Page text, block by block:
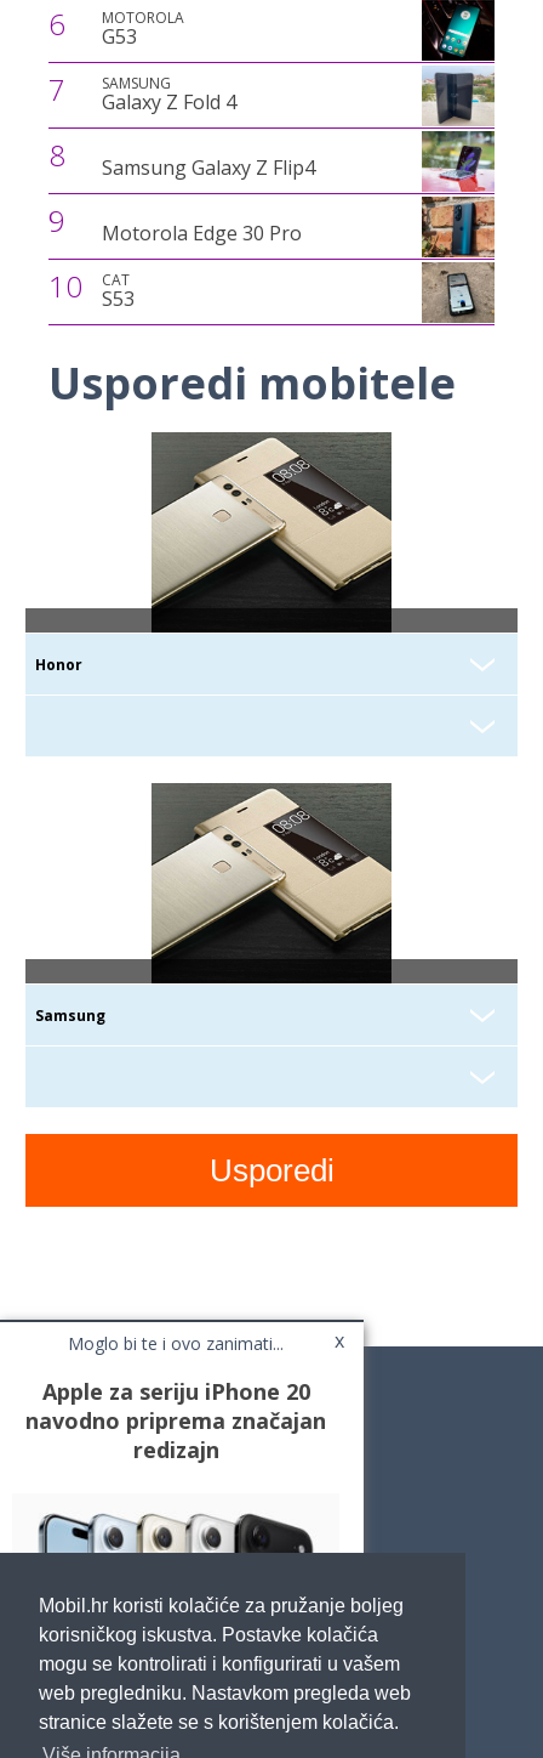
Mobil.hr koristi kolačiće za pružanje boljeg
korisničkog iskustva. Postavke kolačića
mogu se kontrolirati i konfigurirati u vašem
web pregledniku. Nastavkom pregleda web
stranice slažete se s korištenjem kolačića.
6 MOTOROLA
G53
7 SAMSUNG
Galaxy Z Fold 4
8 Samsung Galaxy Z Flip4
9 Motorola Edge 30 Pro
10 CAT
S53
Usporedi mobitele
Moglo bi te i ovo zanimati... x
Apple za seriju iPhone 20
navodno priprema značajan
redizajn
Top Liste
Cafe Mobil
Usporedi mobitele
Impressum
Marketing
Pravne odredbe
Izjava o privatnosti
POTRAŽITE NAS